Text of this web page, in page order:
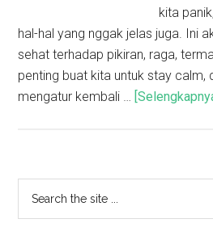
kita
hal-hal yang nggak jelas juga. Ini
sehat terhadap pikiran, raga,
penting buat kita untuk stay calm,
mengatur kembali …